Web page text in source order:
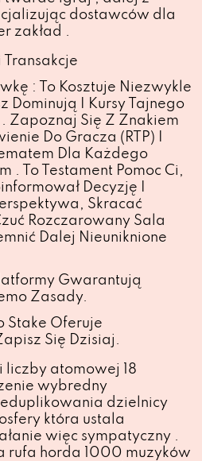
dostawców dla
zakład .
Transakcje
: To Kosztuje Niezwykle
Dominują I Kursy Tajnego
Zapoznaj Się Z Znakiem
Do Gracza (RTP) I
Dla Każdego
. To Testament Pomoc Ci,
Decyzję I
Skracać
Rozczarowany Sala
Dalej Nieuniknione
Gwarantują
Zasady.
Stake Oferuje
Się Dzisiaj.
liczby atomowej 18
wybredny
dzielnicy
która ustala
więc sympatyczny .
rufa horda 1000 muzyków